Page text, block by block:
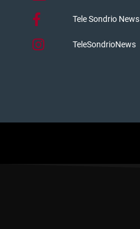
Tele Sondrio News
TeleSondrioNews